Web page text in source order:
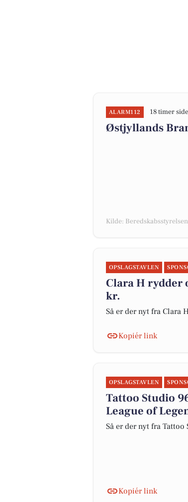
ALARM112 18 timer
Østjyllands
Kilde: Beredskabsstyrelsen
OPSLAGSTAVLEN
Clara H rydder
kr.
Så er der nyt fra Clara
Kopiér link
OPSLAGSTAVLEN
Tattoo Studio
League of
Så er der nyt fra Tattoo
Kopiér link